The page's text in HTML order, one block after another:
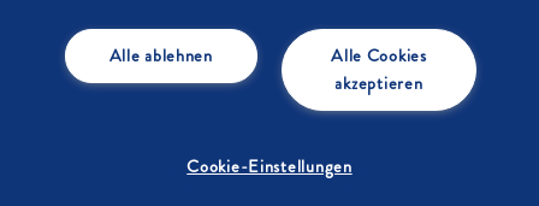
COOKIE-EINSTELLUNGENAlle Cookies
akzeptieren
Alle ablehnen
Cookie-Einstellungen